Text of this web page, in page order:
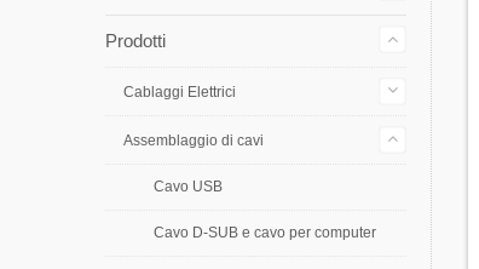
Prodotti
Cablaggi Elettrici
Assemblaggio di cavi
Cavo USB
Cavo D-SUB e cavo per computer